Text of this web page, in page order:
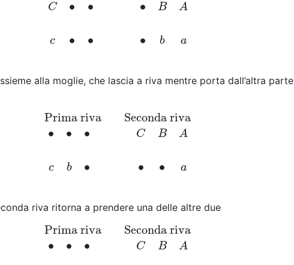
C
c
∙
∙
∙
∙
∙
∙
B
b
A
a
alla moglie, che lascia a riva mentre porta dall’altra parte
Prima riva
Seconda riva
∙
c
∙
b
∙
∙
C
∙
B
∙
A
a
Prima rivaSeconda riva∙∙∙CBAcb∙∙∙a
riva ritorna a prendere una delle altre due
Prima riva
Seconda riva
∙
∙ ∙ C B A
Prima rivaSeconda riva∙∙∙CBAc∙∙∙ba